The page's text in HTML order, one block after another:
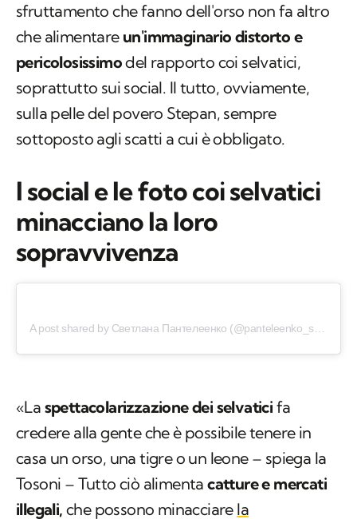
sfruttamento che fanno dell'orso non fa altro
che alimentare un'immaginario distorto e
pericolosissimodel rapporto coi selvatici,
soprattutto sui social. Il tutto, ovviamente,
sulla pelle del povero Stepan, sempre
sottoposto agli scatti a cui è obbligato.
I social e le foto coi selvatici
minacciano la loro
sopravvivenza
«La spettacolarizzazione dei selvatici fa
credere alla gente che è possibile tenere in
casa un orso, una tigre o un leone – spiega la
Tosoni – Tutto ciò alimentacatture e mercati
illegali, che possono minacciare la